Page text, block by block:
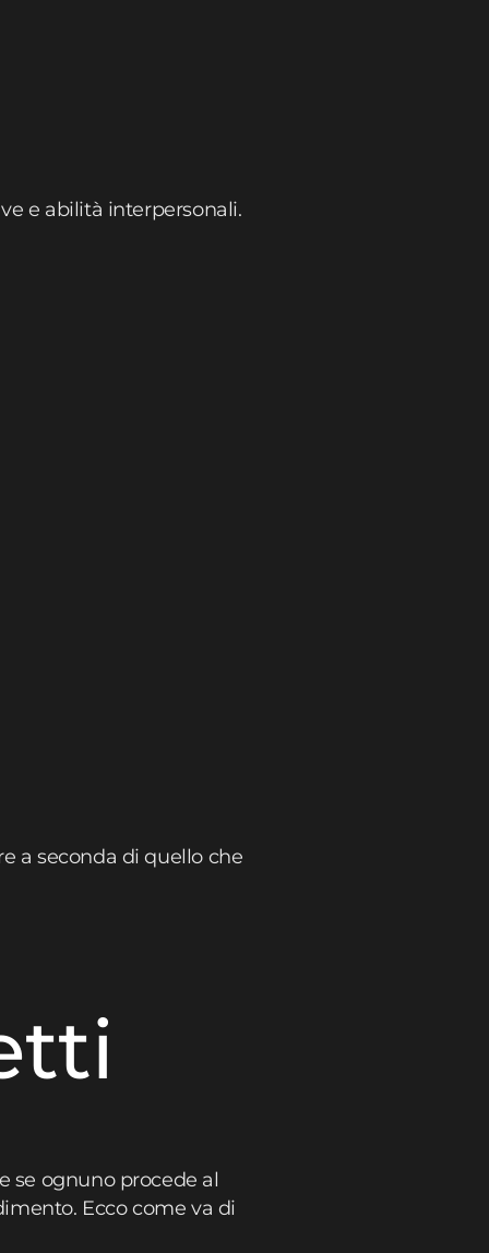
e abilità interpersonali.
a seconda di quello che
se ognuno procede al
Ecco come va di